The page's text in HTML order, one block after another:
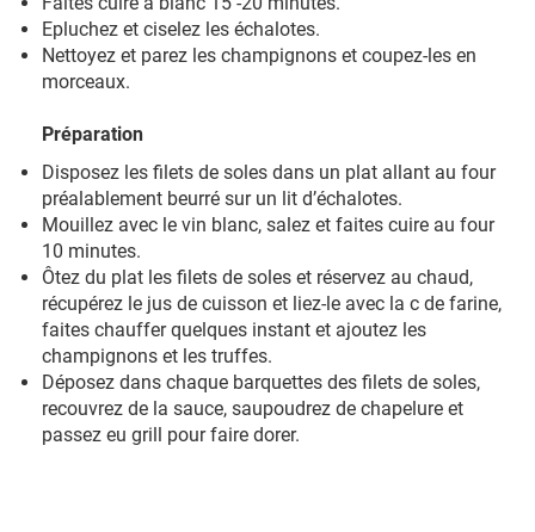
Epluchez et ciselez les échalotes.
Nettoyez et parez les champignons et coupez-les en
morceaux.
Préparation
Disposez les filets de soles dans un plat allant au four
préalablement beurré sur un lit d’échalotes.
Mouillez avec le vin blanc, salez et faites cuire au four
10 minutes.
Ôtez du plat les filets de soles et réservez au chaud,
récupérez le jus de cuisson et liez-le avec la c de farine,
faites chauffer quelques instant et ajoutez les
champignons et les truffes.
Déposez dans chaque barquettes des filets de soles,
recouvrez de la sauce, saupoudrez de chapelure et
passez eu grill pour faire dorer.